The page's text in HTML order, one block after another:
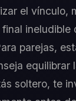
el vínculo,
ineludible
parejas,
equilibrar
soltero, te